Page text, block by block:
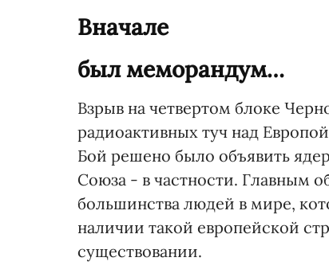
Вначале
был меморандум…
Взрыв на четвертом блоке
радиоактивных туч над
Бой решено было объявить
Союза - в частности. Главным
большинства людей в мире,
наличии такой европейской
существовании.